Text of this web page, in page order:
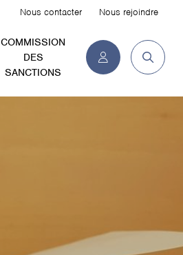
Nous contacter Nous rejoindre
COMMISSION
DES
SANCTIONS